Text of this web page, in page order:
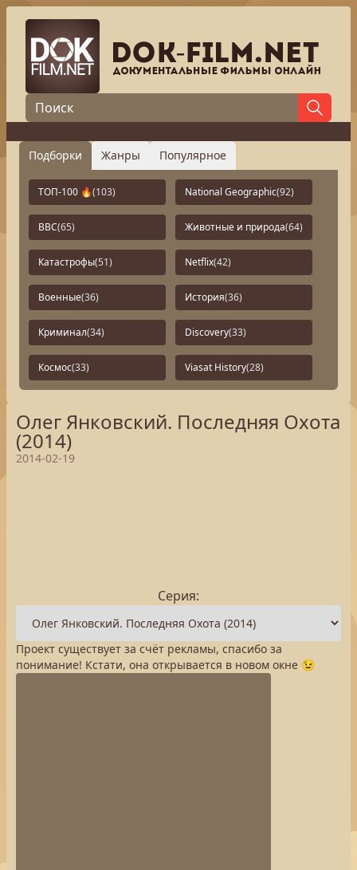
Подборки Жанры Популярное
ТОП-100 🔥(103) National Geographic(92)
BBC(65) Животные и природа(64)
Катастрофы(51) Netflix(42)
Военные(36) История(36)
Криминал(34) Discovery(33)
Космос(33) Viasat History(28)
Олег Янковский. Последняя Охота
(2014)
2014-02-19
Серия:
Проект существует за счёт рекламы, спасибо за
понимание! Кстати, она открывается в новом окне 😉